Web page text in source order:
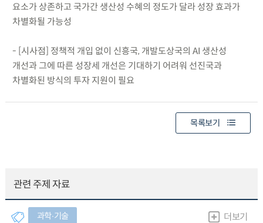
요소가 상존하고 국가간 생산성 수혜의 정도가 달라 성장 효과가
차별화될 가능성
- [시사점] 정책적 개입 없이 신흥국, 개발도상국의 AI 생산성
개선과 그에 따른 성장세 개선은 기대하기 어려워 선진국과
차별화된 방식의 투자 지원이 필요
목록보기
관련 주제 자료
과학∙기술 더보기